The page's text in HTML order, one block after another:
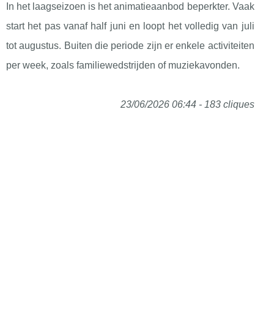
In het laagseizoen is het animatieaanbod beperkter. Vaak
start het pas vanaf half juni en loopt het volledig van juli
tot augustus. Buiten die periode zijn er enkele activiteiten
per week, zoals familiewedstrijden of muziekavonden.
23/06/2026 06:44 - 183 cliques